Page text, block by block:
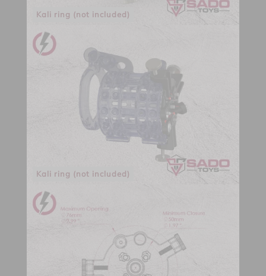
Kali ring (not included)
Kali ring (not included)